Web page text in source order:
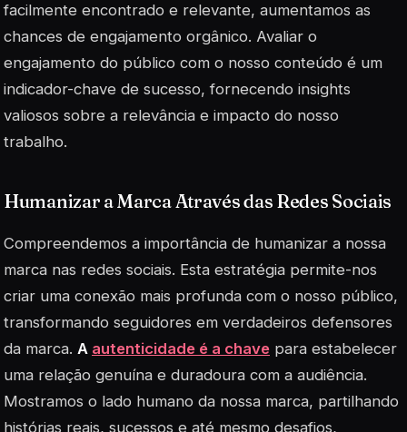
facilmente encontrado e relevante, aumentamos as
chances de engajamento orgânico. Avaliar o
engajamento do público com o nosso conteúdo é um
indicador-chave de sucesso, fornecendo insights
valiosos sobre a relevância e impacto do nosso
trabalho.
Humanizar a Marca Através das Redes Sociais
Compreendemos a importância de humanizar a nossa
marca nas redes sociais. Esta estratégia permite-nos
criar uma conexão mais profunda com o nosso público,
transformando seguidores em verdadeiros defensores
da marca. A autenticidade é a chave para estabelecer
uma relação genuína e duradoura com a audiência.
Mostramos o lado humano da nossa marca, partilhando
histórias reais, sucessos e até mesmo desafios,